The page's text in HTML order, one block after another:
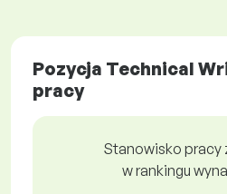
Pozycja Technical
pracy
Stanowisko pracy
w rankingu